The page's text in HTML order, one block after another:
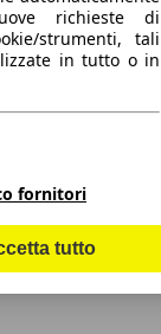
richieste di
strumenti, tali
in tutto o in
fornitori
tutto